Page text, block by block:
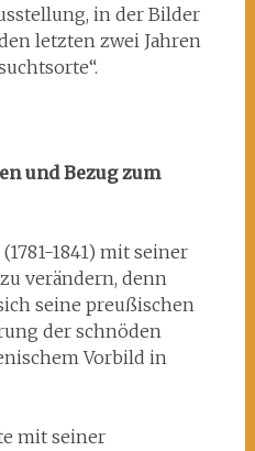
in der Bilder
letzten zwei Jahren
und Bezug zum
1841) mit seiner
verändern, denn
seine preußischen
der schnöden
Vorbild in
mit seiner